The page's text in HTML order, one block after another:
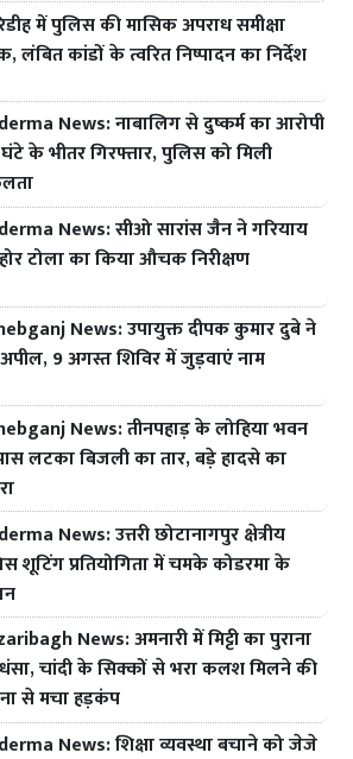
में पुलिस की मासिक अपराध समीक्षा
लंबित कांडों के त्वरित निष्पादन का निर्देश
News: नाबालिग से दुष्कर्म का आरोपी
के भीतर गिरफ्तार, पुलिस को मिली
News: सीओ सारांस जैन ने गरियाय
टोला का किया औचक निरीक्षण
News: उपायुक्त दीपक कुमार दुबे ने
9 अगस्त शिविर में जुड़वाएं नाम
News: तीनपहाड़ के लोहिया भवन
लटका बिजली का तार, बड़े हादसे का
News: उत्तरी छोटानागपुर क्षेत्रीय
शूटिंग प्रतियोगिता में चमके कोडरमा के
News: अमनारी में मिट्टी का पुराना
चांदी के सिक्कों से भरा कलश मिलने की
से मचा हड़कंप
News: शिक्षा व्यवस्था बचाने को जेजे